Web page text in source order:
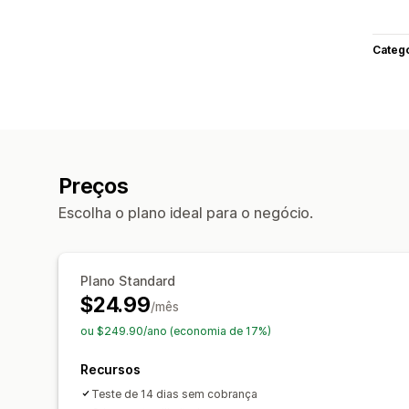
Preços
Escolha o plano ideal para o negócio.
Plano Standard
$24.99/mês
ou $249.90/ano (economia de 17%)
Recursos
Teste de 14 dias sem cobrança